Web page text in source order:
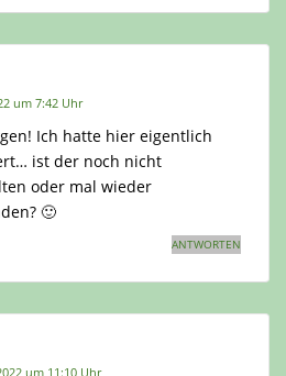
um 7:42 Uhr
Ich hatte hier eigentlich
ist der noch nicht
oder mal wieder
🙂
ANTWORTEN
um 11:10 Uhr